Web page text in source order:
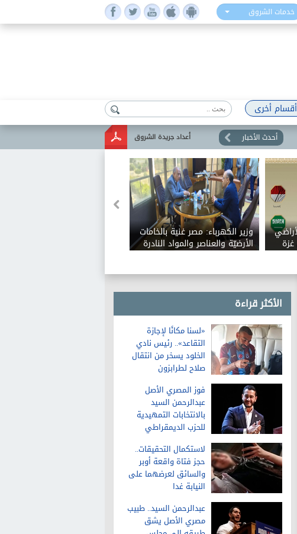
خدمات الشروق
أخرى
أعداد جريدة الشروق أحدث الأخبار
وزير الكهرباء: مصر غنية بالخامات
الأرضيّة والعناصر والمواد النادرة
الأكثر قراءة
«لسنا مكانًا لإجازة
التقاعد».. رئيس نادي
الخلود يسخر من انتقال
صلاح لطرابزون
فوز المصري الأصل
عبدالرحمن السيد
بالانتخابات التمهيدية
للحزب الديمقراطي
ميشيجان
لاستكمال التحقيقات..
حجز فتاة واقعة أوبر
والسائق لعرضهما على
النيابة غدا
عبدالرحمن السيد.. طبيب
مصري الأصل يشق